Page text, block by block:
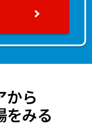
から
をみる